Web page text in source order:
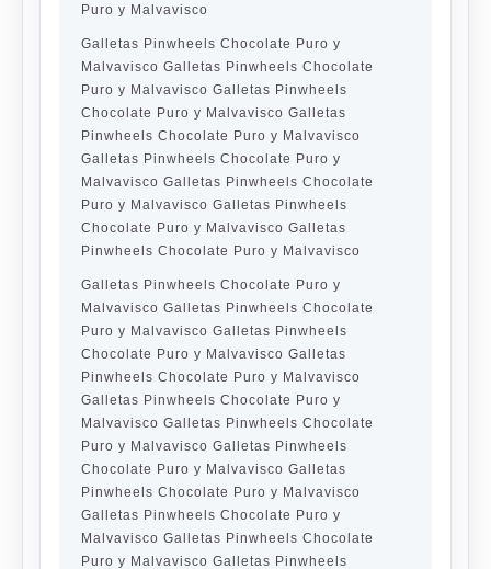
Puro y Malvavisco
Galletas Pinwheels Chocolate Puro y
Malvavisco Galletas Pinwheels Chocolate
Puro y Malvavisco Galletas Pinwheels
Chocolate Puro y Malvavisco Galletas
Pinwheels Chocolate Puro y Malvavisco
Galletas Pinwheels Chocolate Puro y
Malvavisco Galletas Pinwheels Chocolate
Puro y Malvavisco Galletas Pinwheels
Chocolate Puro y Malvavisco Galletas
Pinwheels Chocolate Puro y Malvavisco
Galletas Pinwheels Chocolate Puro y
Malvavisco Galletas Pinwheels Chocolate
Puro y Malvavisco Galletas Pinwheels
Chocolate Puro y Malvavisco Galletas
Pinwheels Chocolate Puro y Malvavisco
Galletas Pinwheels Chocolate Puro y
Malvavisco Galletas Pinwheels Chocolate
Puro y Malvavisco Galletas Pinwheels
Chocolate Puro y Malvavisco Galletas
Pinwheels Chocolate Puro y Malvavisco
Galletas Pinwheels Chocolate Puro y
Malvavisco Galletas Pinwheels Chocolate
Puro y Malvavisco Galletas Pinwheels